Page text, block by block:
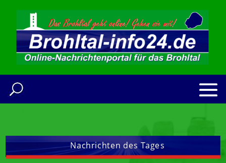
Nachrichten des Tages